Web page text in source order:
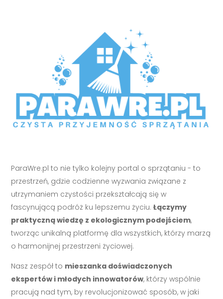
ParaWre.pl to nie tylko kolejny portal o sprzątaniu - to
przestrzeń, gdzie codzienne wyzwania związane z
utrzymaniem czystości przekształcają się w
fascynującą podróż ku lepszemu życiu.Łączymy
praktyczną wiedzę z ekologicznym podejściem,
tworząc unikalną platformę dla wszystkich, którzy marzą
o harmonijnej przestrzeni życiowej.
Nasz zespół to mieszanka doświadczonych
ekspertów i młodych innowatorów, którzy wspólnie
pracują nad tym, by revolucjonizować sposób, w jaki